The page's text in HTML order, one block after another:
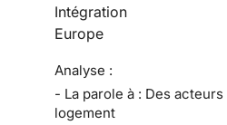
Intégration
Europe
Analyse :
- La parole à : Des acteurs
logement